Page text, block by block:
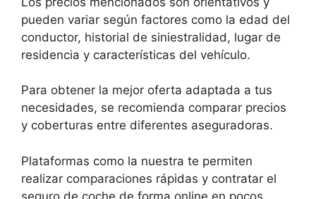
pueden variar según factores como la edad del
conductor, historial de siniestralidad, lugar de
residencia y características del vehículo.
Para obtener la mejor oferta adaptada a tus
necesidades, se recomienda comparar precios
y coberturas entre diferentes aseguradoras.
Plataformas como la nuestra te permiten
realizar comparaciones rápidas y contratar el
seguro de coche de forma online en pocos